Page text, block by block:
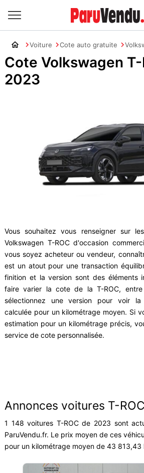
Voiture Cote auto gratuite
Cote Volkswagen T-
2023
Vous souhaitez vous renseigner sur
Volkswagen T-ROC d'occasion
vous soyez acheteur ou vendeur,
est un atout pour une transaction
finition et la version sont des éléments
faire varier la cote de la T-ROC,
sélectionnez une version pour voir la
calculée pour un kilométrage moyen. Si
estimation pour un kilométrage précis,
service de cote personnalisée.
Annonces voitures T-
1 148 voitures T-ROC de 2023 sont
ParuVendu.fr. Le prix moyen de ces
pour un kilométrage moyen de 43 813,43